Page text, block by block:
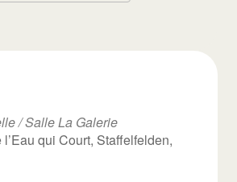
/ Salle La Galerie
l’Eau qui Court, Staffelfelden,